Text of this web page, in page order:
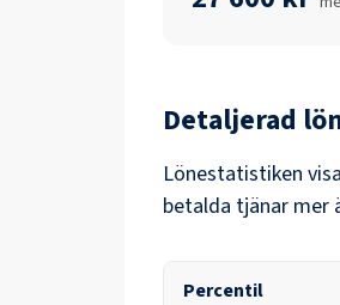
Detaljerad
Lönestatistiken
betalda tjänar mer
Percentil